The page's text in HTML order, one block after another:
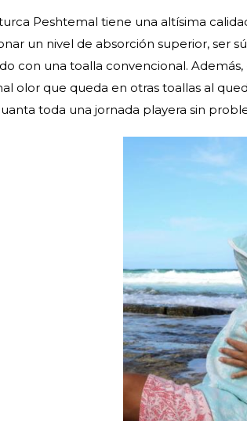
Peshtemal tiene una altísima
un nivel de absorción superior, ser
con una toalla convencional.
olor que queda en otras toallas al
toda una jornada playera sin